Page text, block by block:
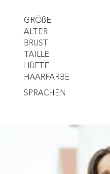
GRÖßE
ALTER
BRUST
TAILLE
HÜFTE
HAARFARBE
SPRACHEN